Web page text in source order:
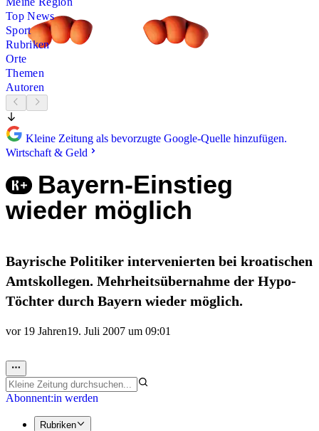
Top News
Sport
Rubriken
Orte
Themen
Autoren
Kleine Zeitung als bevorzugte Google-Quelle hinzufügen.
Wirtschaft & Geld
Bayern-Einstieg
wieder möglich
Bayrische Politiker intervenierten bei kroatischen
Amtskollegen. Mehrheitsübernahme der Hypo-
Töchter durch Bayern wieder möglich.
vor 19 Jahren19. Juli 2007 um 09:01
Abonnent:in werden
Rubriken